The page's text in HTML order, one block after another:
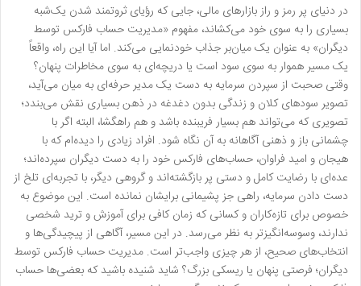
در دنیای پر رمز و راز بازارهای مالی، جایی که رؤیای ثروتمند شدن یک‌شبه
بسیاری را به سوی خود می‌کشاند، مفهوم «مدیریت حساب فارکس توسط
دیگران» به عنوان یک میان‌بر جذاب خودنمایی می‌کند. اما آیا این راه، واقعاً
یک مسیر هموار به سوی سود است یا دریچه‌ای به سوی مخاطرات پنهان؟
وقتی صحبت از سپردن سرمایه‌ به دست یک مدیر حرفه‌ای به میان می‌آید،
تصویر سودهای کلان و زندگی بدون دغدغه در ذهن بسیاری نقش می‌بندد؛
تصویری که می‌تواند هم بسیار فریبنده باشد و هم راهگشا، البته اگر با
چشمانی باز و ذهنی آگاهانه به آن نگاه شود. افراد زیادی را دیده‌ام که با
هیجان و امید فراوان، حساب‌های فارکس خود را به دست دیگران سپرده‌اند؛
عده‌ای با رضایت کامل و دستی پر بازگشته‌اند و گروهی دیگر، با تجربه‌ای تلخ از
دست دادن سرمایه، راهی جز پشیمانی برایشان نمانده است. این موضوع به
خصوص برای تازه‌کاران و کسانی که زمان کافی برای آموزش و ترید شخصی
ندارند، وسوسه‌انگیزتر به نظر می‌رسد. در این مسیر، آگاهی از پیچیدگی‌ها و
انتخاب‌های صحیح، از هر چیزی واجب‌تر است. مدیریت حساب فارکس توسط
دیگران؛ فرصتی پنهان یا ریسکی بزرگ؟ شاید شنیده باشید که بعضی‌ها حساب